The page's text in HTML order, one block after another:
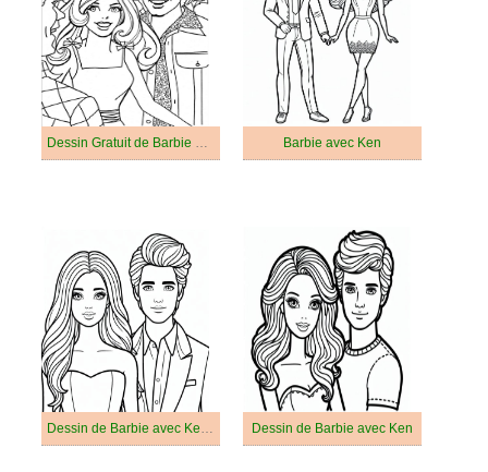
Dessin Gratuit de Barbie et Ken Barbie avec Ken
Dessin de Barbie avec Ken Gratuit Dessin de Barbie avec Ken